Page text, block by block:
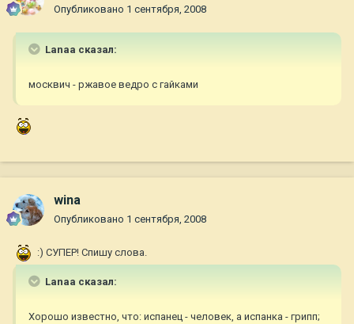
Опубликовано 1 сентября, 2008
Lanaa сказал:
москвич - ржавое ведро с гайками
wina
Опубликовано 1 сентября, 2008
:) СУПЕР! Спишу слова.
Lanaa сказал:
Хорошо известно, что: испанец - человек, а испанка - грипп;